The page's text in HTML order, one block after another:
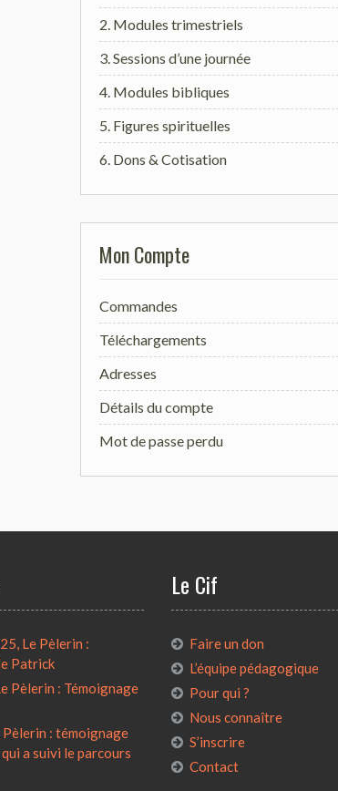
2. Modules trimestriels
3. Sessions d’une journée
4. Modules bibliques
5. Figures spirituelles
6. Dons & Cotisation
Mon Compte
Commandes
Téléchargements
Adresses
Détails du compte
Mot de passe perdu
Le Pèlerin :
Patrick
Pèlerin : Témoignage
: témoignage
a suivi le parcours
Le Cif
Faire un don
L’équipe pédagogique
Pour qui ?
Nous connaître
S’inscrire
Contact